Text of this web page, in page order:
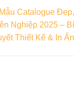
Catalogue Đẹp,
Nghiệp 2025 – Bí
Thiết Kế & In Ấn